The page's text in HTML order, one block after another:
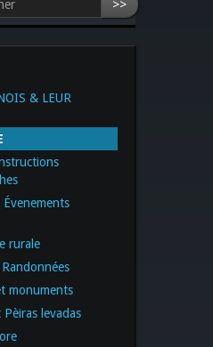
>>
& LEUR
rurale
monuments
levadas